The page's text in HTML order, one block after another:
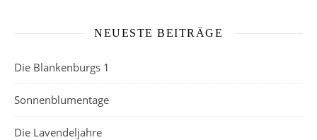
NEUESTE BEITRÄGE
Die Blankenburgs 1
Sonnenblumentage
Die Lavendeljahre